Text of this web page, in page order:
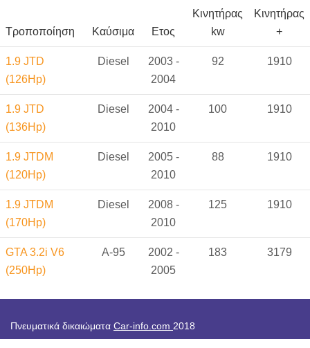
Τροποποίηση Καύσιμα Ετος
Κινητήρας
kw
Κινητήρας
+
1.9 JTD
(126Hp)
Diesel
2003 -
2004
92 1910
1.9 JTD
(136Hp)
Diesel
2004 -
2010
100 1910
1.9 JTDM
(120Hp)
Diesel
2005 -
2010
88 1910
1.9 JTDM
(170Hp)
Diesel
2008 -
2010
125 1910
GTA 3.2i V6
(250Hp)
A-95
2002 -
2005
183 3179
Πνευματικά δικαιώματα Car-info.com 2018